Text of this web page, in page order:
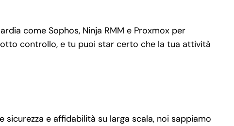
come Sophos, Ninja RMM e Proxmox per
controllo, e tu puoi star certo che la tua attività
e affidabilità su larga scala, noi sappiamo